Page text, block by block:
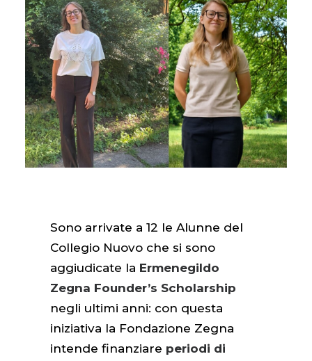
Sono arrivate a 12 le Alunne del
Collegio Nuovo che si sono
aggiudicate la Ermenegildo
Zegna Founder’s Scholarship
negli ultimi anni: con questa
iniziativa la Fondazione Zegna
intende finanziare periodi di